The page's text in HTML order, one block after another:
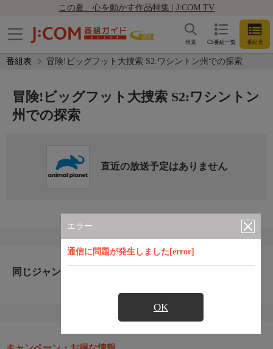
この夏、心を動かす作品特集 | J:COM TV
CS番組一覧 番組表
検索
番組表 冒険!ビッグフット大捜索 S2:ワシントン州での探索
エラー
通信に問題が発生しました[error]
OK
冒険!ビッグフット大捜索 S2:ワシントン
州での探索
直近の放送予定はありません
同じジャンルのおすすめ番組